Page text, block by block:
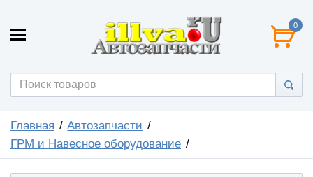
0
Главная
Автозапчасти
ГРМ и Навесное оборудование